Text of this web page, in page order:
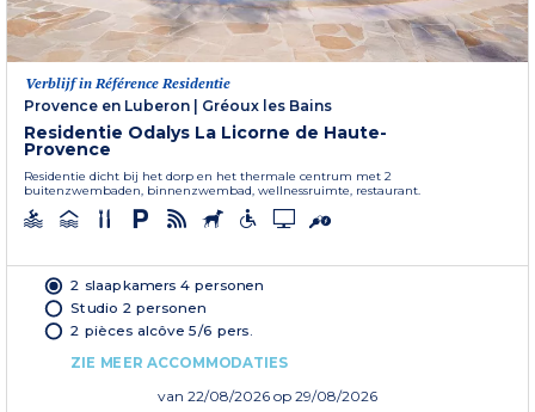
Verblijf in Référence Residentie
Provence en Luberon
Gréoux les Bains
Residentie Odalys La Licorne de Haute-
Provence
Residentie dicht bij het dorp en het thermale centrum met 2
buitenzwembaden, binnenzwembad, wellnessruimte, restaurant.
2 slaapkamers 4 personen
Studio 2 personen
2 pièces alcôve 5/6 pers.
ZIE MEER ACCOMMODATIES
van 22/08/2026 op 29/08/2026